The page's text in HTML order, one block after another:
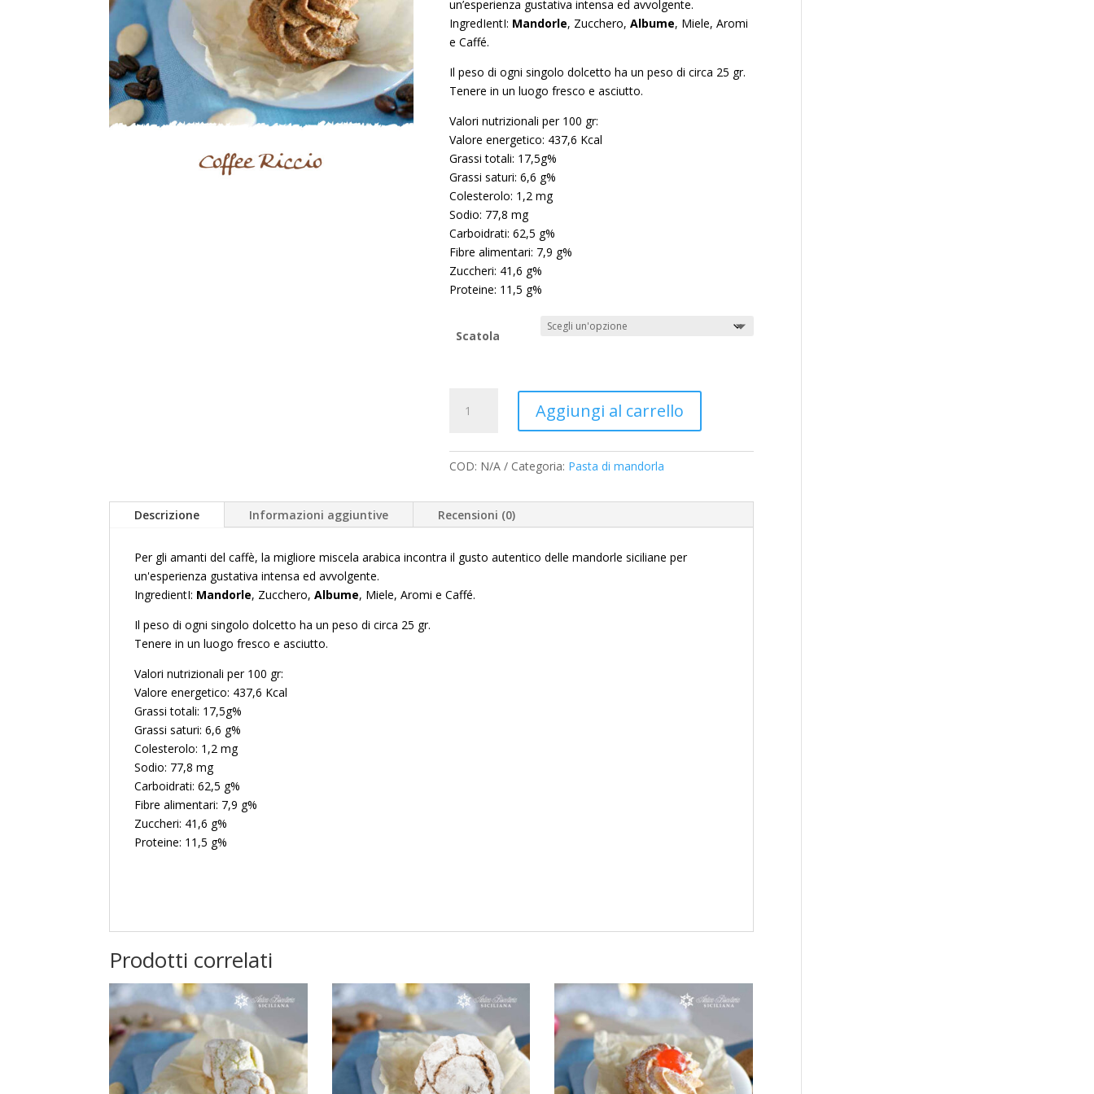
a
un’esperienza gustativa intensa ed avvolgente.
IngredIentI: Mandorle, Zucchero, Albume, Miele, Aromi
e Caffé.
Il peso di ogni singolo dolcetto ha un peso di circa 25 gr.
Tenere in un luogo fresco e asciutto.
Valori nutrizionali per 100 gr:
Valore energetico: 437,6 Kcal
Grassi totali: 17,5g%
Grassi saturi: 6,6 g%
Colesterolo: 1,2 mg
Sodio: 77,8 mg
Carboidrati: 62,5 g%
Fibre alimentari: 7,9 g%
Zuccheri: 41,6 g%
Proteine: 11,5 g%
Scatola
Riccio
Aggiungi al carrello
COD: N/A Categoria: Pasta di mandorla
Descrizione Informazioni aggiuntive Recensioni (0)
Per gli amanti del caffè, la migliore miscela arabica incontra il gusto autentico delle mandorle siciliane per
un'esperienza gustativa intensa ed avvolgente.
IngredientI: Mandorle, Zucchero,Albume, Miele, Aromi e Caffé.
Il peso di ogni singolo dolcetto ha un peso di circa 25 gr.
Tenere in un luogo fresco e asciutto.
Valori nutrizionali per 100 gr:
Valore energetico: 437,6 Kcal
Grassi totali: 17,5g%
Grassi saturi: 6,6 g%
Colesterolo: 1,2 mg
Sodio: 77,8 mg
Carboidrati: 62,5 g%
Fibre alimentari: 7,9 g%
Zuccheri: 41,6 g%
Proteine: 11,5 g%
Prodotti correlati